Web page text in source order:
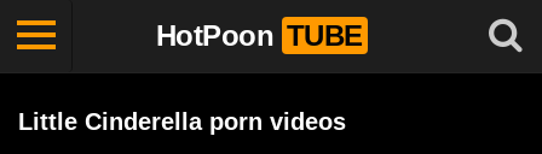
HotPoon TUBE
Little Cinderella porn videos